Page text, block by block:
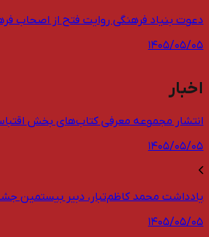
دعوت بنیاد فرهنگی روایت فتح از اصحاب
۱۴۰۵/۰۵/۰۵
اخبار
انتشار مجموعه معرفی کتاب‌های بخش
۱۴۰۵/۰۵/۰۵
یادداشت محمد کاظم‌تبار، دبیر بیستمین
۱۴۰۵/۰۵/۰۵